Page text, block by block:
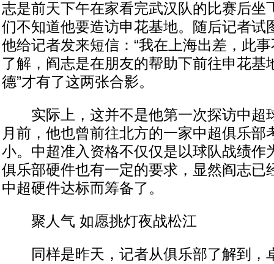
志是前天下午在家看完武汉队的比赛后坐
们不知道他要造访申花基地。随后记者试
他给记者发来短信：“我在上海出差，此
了解，阎志是在朋友的帮助下前往申花基
德”才有了这两张合影。
实际上，这并不是他第一次探访中超
月前，他也曾前往北方的一家中超俱乐部
小。中超准入资格不仅仅是以球队战绩作
俱乐部硬件也有一定的要求，显然阎志已
中超硬件达标而筹备了。
聚人气 如愿挑灯夜战松江
同样是昨天，记者从俱乐部了解到，